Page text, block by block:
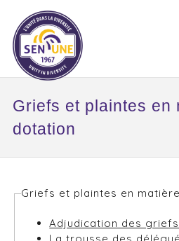
Griefs et plaintes en
dotation
Griefs et plaintes en
Adjudication des griefs
La trousse des